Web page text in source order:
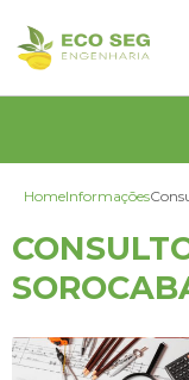
HomeInformações